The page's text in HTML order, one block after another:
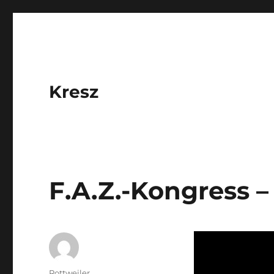
Kresz
F.A.Z.-Kongress